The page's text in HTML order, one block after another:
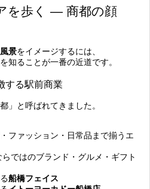
を歩く ― 商都の顔
景をイメージするには、
知ることが一番の近道です。
する駅前商業
」と呼ばれてきました。
・ファッション・日常品まで揃うエ
らではのブランド・グルメ・ギフト
船橋フェイス